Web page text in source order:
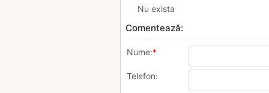
Nu exista
Comentează:
Nume:*
Telefon: